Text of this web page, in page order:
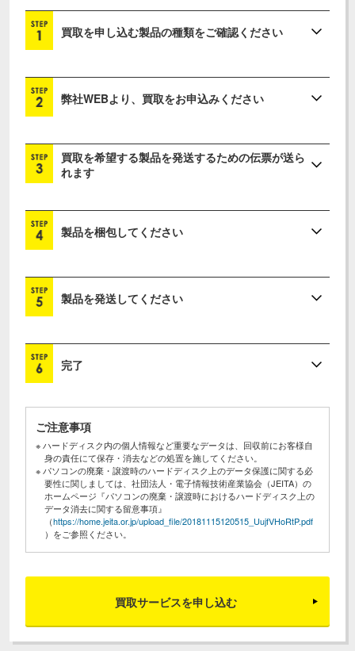
買取を申し込む製品の種類をご確認ください
弊社WEBより、買取をお申込みください
買取を希望する製品を発送するための伝票が送ら
れます
製品を梱包してください
製品を発送してください
完了
ご注意事項
※ ハードディスク内の個人情報など重要なデータは、回収前にお客様自
身の責任にて保存・消去などの処置を施してください。
※ パソコンの廃棄・譲渡時のハードディスク上のデータ保護に関する必
要性に関しましては、社団法人・電子情報技術産業協会（JEITA）の
ホームページ『パソコンの廃棄・譲渡時におけるハードディスク上の
データ消去に関する留意事項』
（https://home.jeita.or.jp/upload_file/20181115120515_UujfVHoRtP.pdf
）をご参照ください。
買取サービスを申し込む